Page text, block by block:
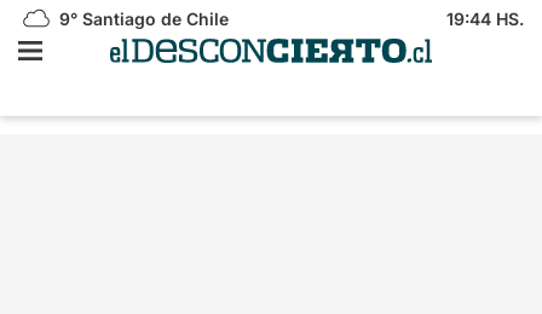
9° Santiago de Chile 19:44 HS.